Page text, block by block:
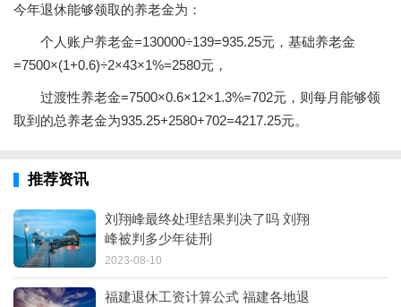
今年退休能够领取的养老金为：
个人账户养老金=130000÷139=935.25元，基础养老金
=7500×(1+0.6)÷2×43×1%=2580元，
过渡性养老金=7500×0.6×12×1.3%=702元，则每月能够领
取到的总养老金为935.25+2580+702=4217.25元。
推荐资讯
刘翔峰最终处理结果判决了吗 刘翔
峰被判多少年徒刑
2023-08-10
福建退休工资计算公式 福建各地退